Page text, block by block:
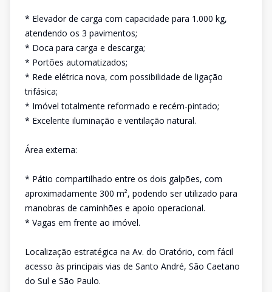
* Elevador de carga com capacidade para 1.000 kg,
atendendo os 3 pavimentos;
* Doca para carga e descarga;
* Portões automatizados;
* Rede elétrica nova, com possibilidade de ligação
trifásica;
* Imóvel totalmente reformado e recém-pintado;
* Excelente iluminação e ventilação natural.
Área externa:
* Pátio compartilhado entre os dois galpões, com
aproximadamente 300 m², podendo ser utilizado para
manobras de caminhões e apoio operacional.
* Vagas em frente ao imóvel.
Localização estratégica na Av. do Oratório, com fácil
acesso às principais vias de Santo André, São Caetano
do Sul e São Paulo.